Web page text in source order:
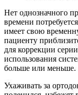
Нет однозначного
времени
имеет свою
пациенту
для коррекции
использования
больше или меньше.
Ухаживать за